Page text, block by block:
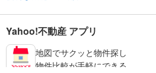
Yahoo!不動産 アプリ
地図でサクッと物件探し
物件比較が手軽にできる